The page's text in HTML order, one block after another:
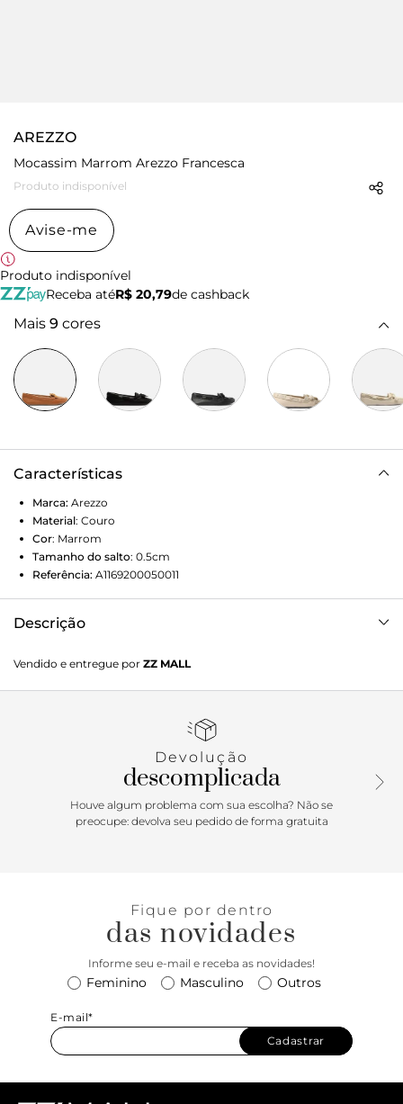
AREZZO
Mocassim Marrom Arezzo Francesca
Produto indisponível
Avise-me
Produto indisponível
Receba atéR$ 20,79de cashback
Mais 9 cores
Características
Marca: Arezzo
Material: Couro
Cor: Marrom
Tamanho do salto: 0.5cm
Referência: A1169200050011
Descrição
shape arredondado na ponta. Fechado, traz faixa de couro
sobreposta no contorno do cabedal e fita de gorgurão
detalhe emborrachado preto no calcanhar.
Um clássico e sinônimo de elegância e praticidade, o
mocassim é o sapato ideal para se ter no guarda-roupa em
Vendido e entregue por ZZ MALL
Devolução
descomplicada
Houve algum problema com sua escolha? Não se
preocupe: devolva seu pedido de forma gratuita
Fique por dentro
das novidades
Informe seu e-mail e receba as novidades!
Feminino Masculino Outros
E-mail*
Cadastrar